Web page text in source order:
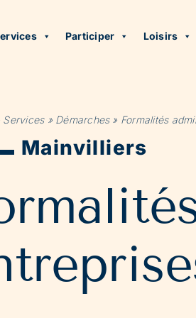
Participer Loisirs
Services» Démarches» Formalités
Mainvilliers